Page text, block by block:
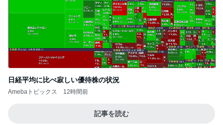
日経平均に比べ寂しい優待株の状況
Amebaトピックス 12時間前
記事を読む